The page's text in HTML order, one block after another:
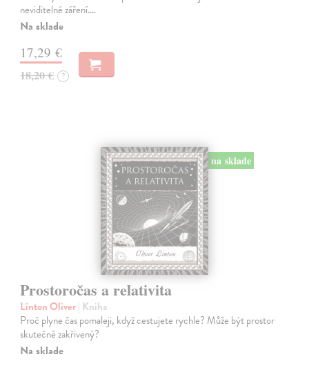
neviditelné záření.…
Na sklade
17,29 €
18,20 € ?
na sklade
Prostoročas a relativita
Linton Oliver| Kniha
Proč plyne čas pomaleji, když cestujete rychle? Může být prostor
skutečně zakřivený?
Na sklade